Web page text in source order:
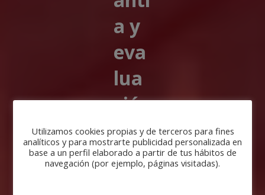
a y
eva
lua
ció
n
de
Utilizamos cookies propias y de terceros para fines
analíticos y para mostrarte publicidad personalizada en
base a un perfil elaborado a partir de tus hábitos de
navegación (por ejemplo, páginas visitadas).